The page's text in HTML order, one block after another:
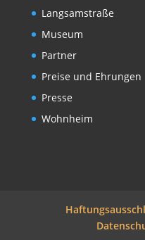
Langsamstraße
Museum
Partner
Preise und Ehrungen
Presse
Wohnheim